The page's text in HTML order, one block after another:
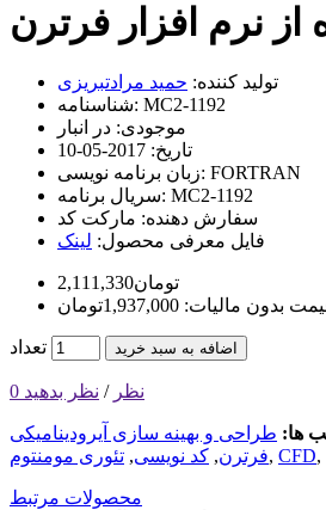
از نرم افزار فرترن
تولید کننده: حمید مرادتبریزی
شناسنامه: MC2-1192
موجودی: در انبار
تاریخ: 2017-05-10
زبان برنامه نویسی: FORTRAN
سریال برنامه: MC2-1192
سفارش دهنده: مارکت کد
فایل معرفی محصول: لینک
2,111,330تومان
بدون مالیات: 1,937,000تومان
تعداد اضافه به سبد خرید
0 نظر / نظر بدهید
ها: طراحی و بهینه سازی آیرودینامیکی
فرترن, کد نویسی, تئوری مومنتوم , CFD,
محصولات مرتبط